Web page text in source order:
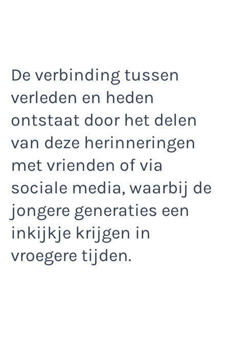
De verbinding tussen
verleden en heden
ontstaat door het delen
van deze herinneringen
met vrienden of via
sociale media, waarbij de
jongere generaties een
inkijkje krijgen in
vroegere tijden.